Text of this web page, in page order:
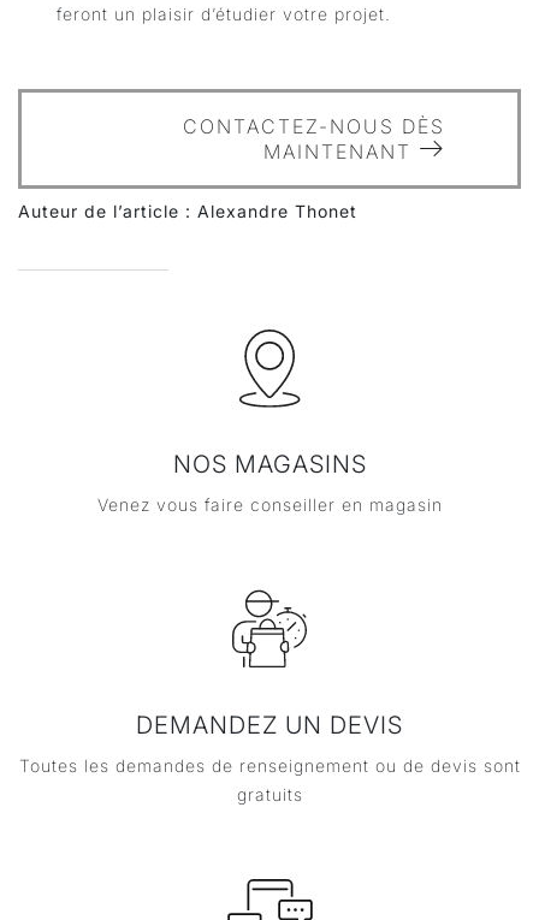
feront un plaisir d’étudier votre projet.
CONTACTEZ-NOUS DÈS
MAINTENANT
Auteur de l’article : Alexandre Thonet
NOS MAGASINS
Venez vous faire conseiller en magasin
DEMANDEZ UN DEVIS
Toutes les demandes de renseignement ou de devis sont
gratuits